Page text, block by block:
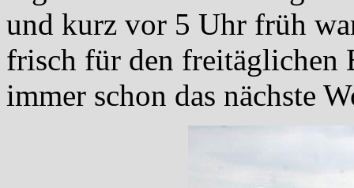
und kurz vor 5 Uhr früh
frisch für den freitäglichen
immer schon das nächste